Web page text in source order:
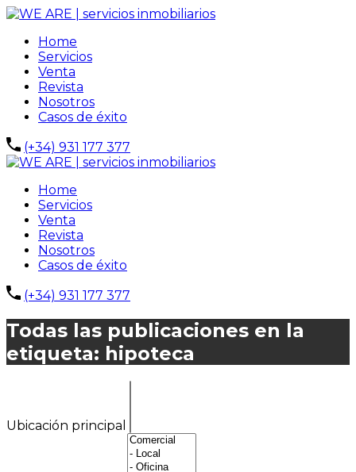
Home
Servicios
Venta
Revista
Nosotros
Casos de éxito
(+34) 931 177 377
Home
Servicios
Venta
Revista
Nosotros
Casos de éxito
(+34) 931 177 377
Todas las publicaciones en la
etiqueta: hipoteca
Ubicación principal